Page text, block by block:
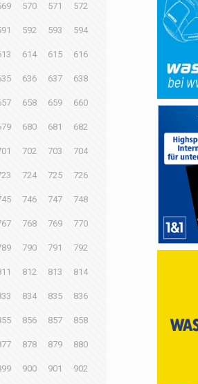
570 571 572
592 593 594
614 615 616
636 637 638
658 659 660
680 681 682
702 703 704
724 725 726
746 747 748
768 769 770
790 791 792
812 813 814
834 835 836
856 857 858
878 879 880
900 901 902